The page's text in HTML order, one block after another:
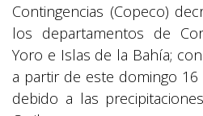
Contingencias (Copeco)
los departamentos de
Yoro e Islas de la Bahía;
a partir de este domingo
debido a las